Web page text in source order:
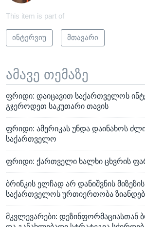
This item is part of
ინტერვიუ მთავარი
ამავე თემაზე
ფრიდი: დაიცავით საქართველოს
გჯეროდეთ საკუთარი თავის
ფრიდი: ამერიკას უნდა დაინახოს
საქართველო
ფრიდი: ქართველი ხალხი ცხვრის
ბრინკის ელჩად არ დანიშვნის
საქართველოს ურთიერთობა
მკვლევარები: დეზინფორმაციასთან